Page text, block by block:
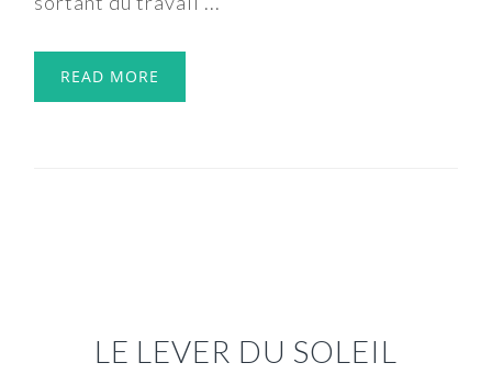
READ MORE
LE LEVER DU SOLEIL